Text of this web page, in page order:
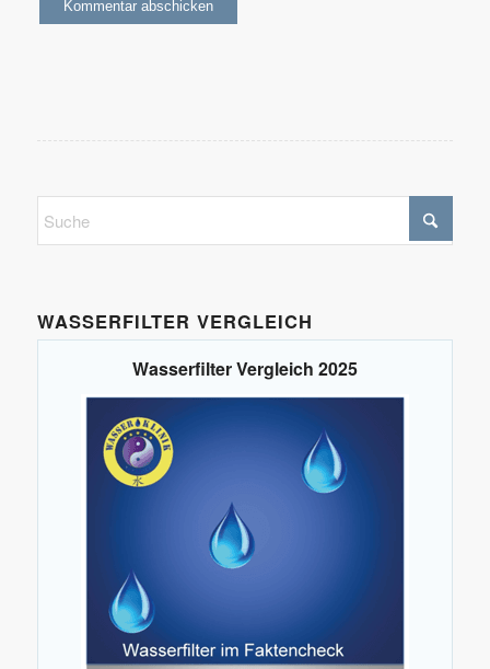
WASSERFILTER VERGLEICH
Wasserfilter Vergleich 2025